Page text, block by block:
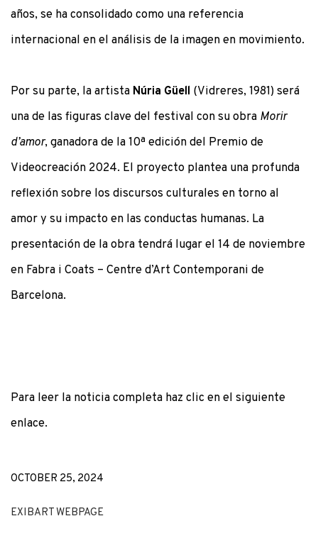
años, se ha consolidado como una referencia
internacional en el análisis de la imagen en movimiento.
Por su parte, la artista Núria Güell (Vidreres, 1981) será
una de las figuras clave del festival con su obra Morir
d’amor, ganadora de la 10ª edición del Premio de
Videocreación 2024. El proyecto plantea una profunda
reflexión sobre los discursos culturales en torno al
amor y su impacto en las conductas humanas. La
presentación de la obra tendrá lugar el 14 de noviembre
en Fabra i Coats – Centre d’Art Contemporani de
Barcelona.
Para leer la noticia completa haz clic en el siguiente
enlace.
OCTOBER 25, 2024
EXIBART WEBPAGE